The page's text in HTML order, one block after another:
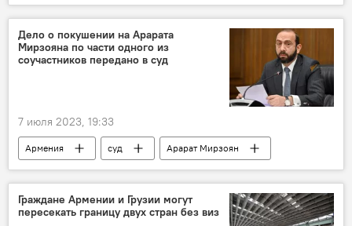
Спорт
Новости Армения
Дело о покушении на Арарата
Мирзояна по части одного из
соучастников передано в суд
7 июля 2023, 19:33
Армения суд
Арарат Мирзоян
Политика
Новости Армения
Граждане Армении и Грузии могут
пересекать границу двух стран без виз